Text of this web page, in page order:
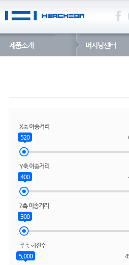
제품소개 머시닝센터
X축 이송거리
520
Y축 이송거리
400
Z축 이송거리
300
주축 회전수
5,000